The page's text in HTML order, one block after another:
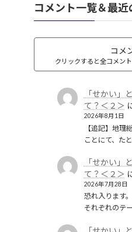
コメント一覧＆最近
コメ
クリックすると全コメン
「せかい」
て？＜２＞
2026年8月1日
【追記】地理
ことにて、た
「せかい」
て？＜２＞
2026年7月28日
恐れ入ります
それぞれのテ